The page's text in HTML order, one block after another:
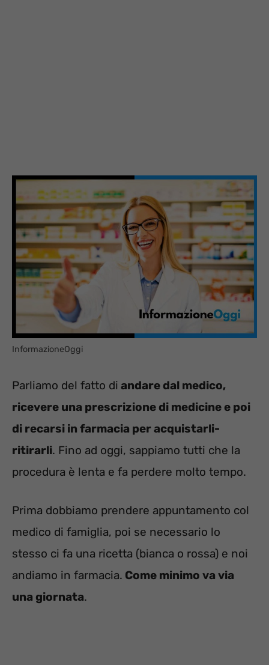
InformazioneOggi
Parliamo del fatto di andare dal medico,
ricevere una prescrizione di medicine e poi
di recarsi in farmacia per acquistarli-
ritirarli. Fino ad oggi, sappiamo tutti che la
procedura è lenta e fa perdere molto tempo.
Prima dobbiamo prendere appuntamento col
medico di famiglia, poi se necessario lo
stesso ci fa una ricetta (bianca o rossa) e noi
andiamo in farmacia. Come minimo va via
una giornata.